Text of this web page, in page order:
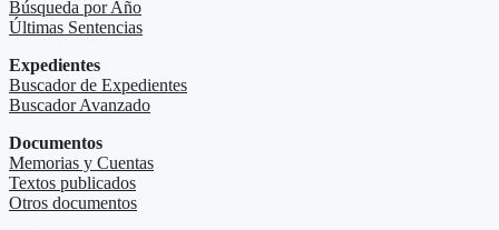
Búsqueda por Año
Últimas Sentencias
Expedientes
Buscador de Expedientes
Buscador Avanzado
Documentos
Memorias y Cuentas
Textos publicados
Otros documentos